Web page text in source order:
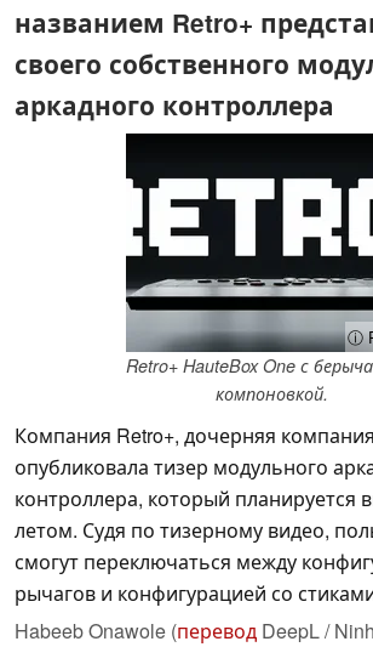
названием Retro+
своего собственного
аркадного контроллера
ⓘ
Retro+ HauteBox One с
компоновкой.
Компания Retro+, дочерняя
опубликовала тизер модульного
контроллера, который планируется
летом. Судя по тизерному видео,
смогут переключаться между
рычагов и конфигурацией со
Habeeb Onawole (перевод DeepL /